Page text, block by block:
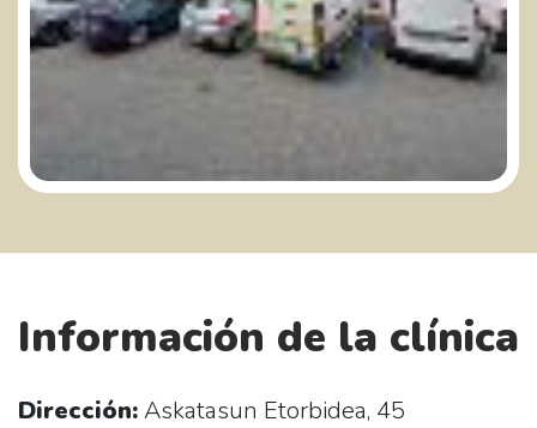
Información de la clínica
Dirección:Askatasun Etorbidea, 45